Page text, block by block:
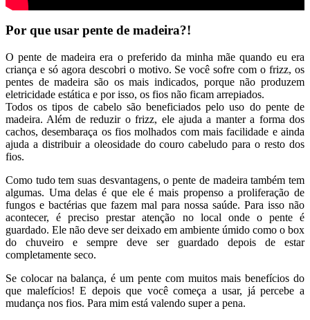
Por que usar pente de madeira?!
O pente de madeira era o preferido da minha mãe quando eu era
criança e só agora descobri o motivo. Se você sofre com o frizz, os
pentes de madeira são os mais indicados, porque não produzem
eletricidade estática e por isso, os fios não ficam arrepiados.
Todos os tipos de cabelo são beneficiados pelo uso do pente de
madeira. Além de reduzir o frizz, ele ajuda a manter a forma dos
cachos, desembaraça os fios molhados com mais facilidade e ainda
ajuda a distribuir a oleosidade do couro cabeludo para o resto dos
fios.
Como tudo tem suas desvantagens, o pente de madeira também tem
algumas. Uma delas é que ele é mais propenso a proliferação de
fungos e bactérias que fazem mal para nossa saúde. Para isso não
acontecer, é preciso prestar atenção no local onde o pente é
guardado. Ele não deve ser deixado em ambiente úmido como o box
do chuveiro e sempre deve ser guardado depois de estar
completamente seco.
Se colocar na balança, é um pente com muitos mais benefícios do
que malefícios! E depois que você começa a usar, já percebe a
mudança nos fios. Para mim está valendo super a pena.